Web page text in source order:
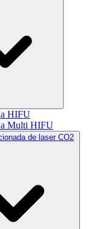
HIFU
Multi HIFU
de laser CO2